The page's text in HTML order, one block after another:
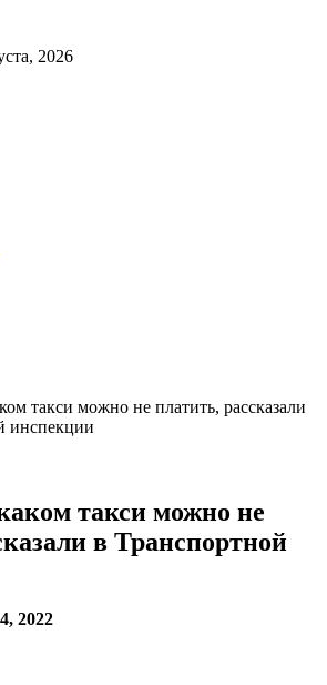
2026
такси можно не платить, рассказали
инспекции
такси можно не
в Транспортной
2022